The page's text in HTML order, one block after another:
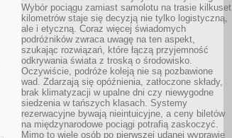
Wybór pociągu zamiast samolotu na trasie kilkuset
kilometrów staje się decyzją nie tylko logistyczną,
ale i etyczną. Coraz więcej świadomych
podróżników zwraca uwagę na ten aspekt,
szukając rozwiązań, które łączą przyjemność
odkrywania świata z troską o środowisko.
Oczywiście, podróże koleją nie są pozbawione
wad. Zdarzają się opóźnienia, zatłoczone składy,
brak klimatyzacji w upalne dni czy niewygodne
siedzenia w tańszych klasach. Systemy
rezerwacyjne bywają nieintuicyjne, a ceny biletów
na międzynarodowe pociągi potrafią zaskoczyć.
Mimo to wiele osób po pierwszej udanej wyprawie